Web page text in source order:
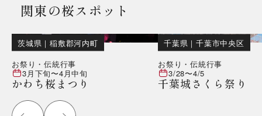
関東の桜スポット
茨城県 ｜稲敷郡河内町
お祭り・伝統行事
3月下旬〜4月中旬
かわち桜まつり
千葉県 ｜千葉市中央区
お祭り・伝統行事
3/28〜4/5
千葉城さくら祭り